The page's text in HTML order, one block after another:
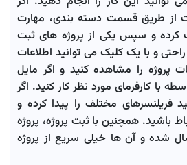
از طریق قسمت دسته بندی، مهارت
کرده و سپس یکی از پروژه های ثبت
و با یک کلیک می توانید اطلاعات
پروژه را مشاهده کنید و اگر مایل
با کارفرمای مورد نظر کار کنید. اگر
فریلنسرهای مختلف را پیدا کرده و
باشید. همچنین با ثبت پروژه، پروژه
شده و آن ها خیلی سریع از پروژه